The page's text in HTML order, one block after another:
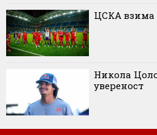
ЦСКА взима
Никола
увереност